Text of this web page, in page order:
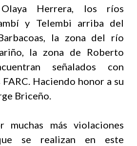
Herrera, los ríos
y Telembi arriba del
la zona del río
la zona de Roberto
señalados con
Haciendo honor a su
Briceño.
más violaciones
se realizan en este